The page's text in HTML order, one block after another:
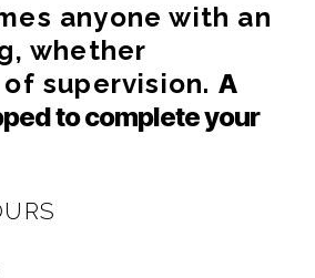
anyone with an
whether
supervision. A
to complete your